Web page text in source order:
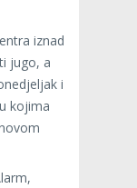
iznad
jugo, a
i
kojima